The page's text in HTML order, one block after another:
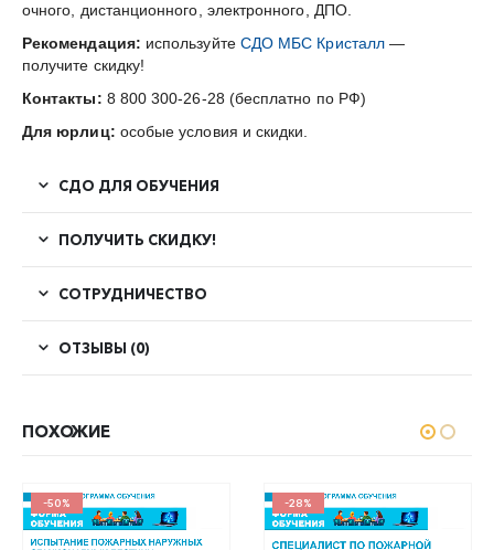
очного, дистанционного, электронного, ДПО.
Рекомендация: используйте СДО МБС Кристалл—
получите скидку!
Контакты: 8 800 300-26-28 (бесплатно по РФ)
Для юрлиц: особые условия и скидки.
СДО ДЛЯ ОБУЧЕНИЯ
ПОЛУЧИТЬ СКИДКУ!
СОТРУДНИЧЕСТВО
ОТЗЫВЫ (0)
ПОХОЖИЕ
-50% -28%